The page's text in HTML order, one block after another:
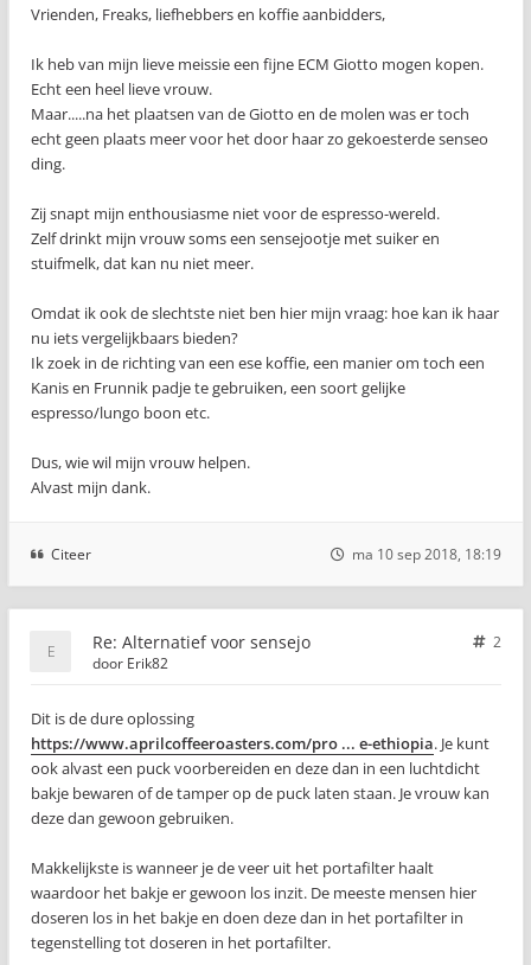
Vrienden, Freaks, liefhebbers en koffie aanbidders,
Ik heb van mijn lieve meissie een fijne ECM Giotto mogen kopen.
Echt een heel lieve vrouw.
Maar.....na het plaatsen van de Giotto en de molen was er toch
echt geen plaats meer voor het door haar zo gekoesterde senseo
ding.
Zij snapt mijn enthousiasme niet voor de espresso-wereld.
Zelf drinkt mijn vrouw soms een sensejootje met suiker en
stuifmelk, dat kan nu niet meer.
Omdat ik ook de slechtste niet ben hier mijn vraag: hoe kan ik haar
nu iets vergelijkbaars bieden?
Ik zoek in de richting van een ese koffie, een manier om toch een
Kanis en Frunnik padje te gebruiken, een soort gelijke
espresso/lungo boon etc.
Dus, wie wil mijn vrouw helpen.
Alvast mijn dank.
Citeer ma 10 sep 2018, 18:19
Re: Alternatief voor sensejo
2
door Erik82
Dit is de dure oplossing
https://www.aprilcoffeeroasters.com/pro ... e-ethiopia. Je kunt
ook alvast een puck voorbereiden en deze dan in een luchtdicht
bakje bewaren of de tamper op de puck laten staan. Je vrouw kan
deze dan gewoon gebruiken.
Makkelijkste is wanneer je de veer uit het portafilter haalt
waardoor het bakje er gewoon los inzit. De meeste mensen hier
doseren los in het bakje en doen deze dan in het portafilter in
tegenstelling tot doseren in het portafilter.